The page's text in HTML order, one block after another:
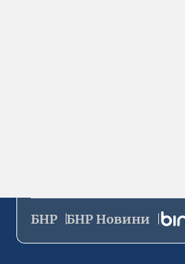
БНР БНР Новини